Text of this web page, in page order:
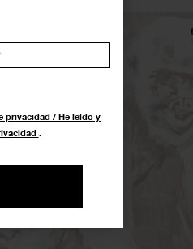
privacidad / He leído y
.